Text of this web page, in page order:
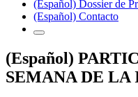
(Español) Dossier de
(Español) Contacto
(Español)
SEMANA DE LA